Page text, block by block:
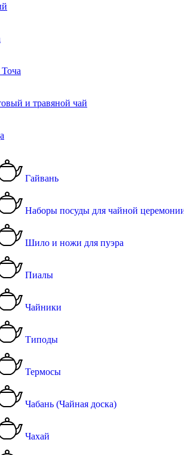
и травяной чай
Гайвань
Наборы посуды для чайной
Шило и ножи для пуэра
Пиалы
Чайники
Типоды
Термосы
Чабань (Чайная доска)
Чахай